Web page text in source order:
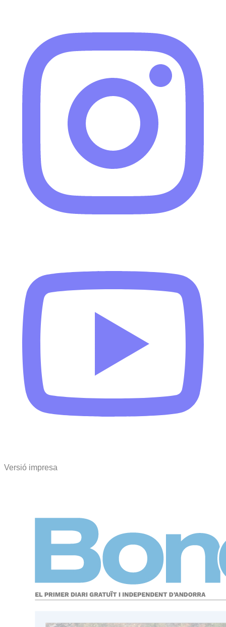
Versió impresa